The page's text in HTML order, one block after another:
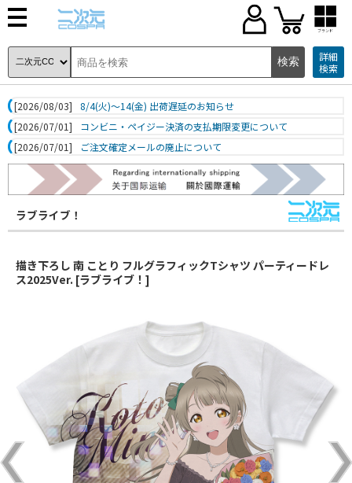
ブランド
詳細
検索
[2026/08/03]
8/4(火)～14(金) 出荷遅延のお知らせ
[2026/07/01]
コンビニ・ペイジー決済の支払期限変更について
[2026/07/01]
ご注文確定メールの廃止について
ラブライブ！
描き下ろし 南 ことり フルグラフィックTシャツ パーティードレ
ス2025Ver. [ラブライブ！]